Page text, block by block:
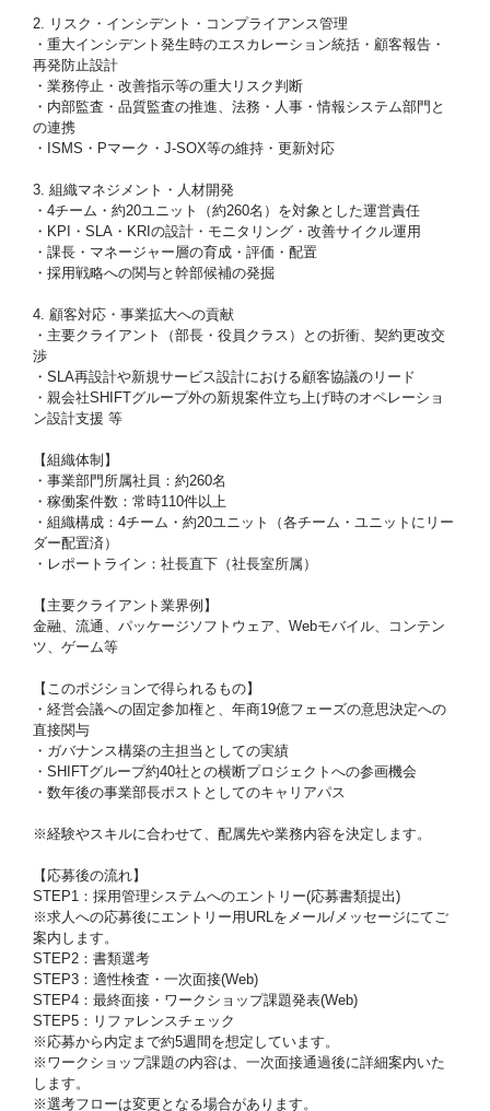
2. リスク・インシデント・コンプライアンス管理
・重大インシデント発生時のエスカレーション統括・顧客報告・
再発防止設計
・業務停止・改善指示等の重大リスク判断
・内部監査・品質監査の推進、法務・人事・情報システム部門と
の連携
・ISMS・Pマーク・J-SOX等の維持・更新対応
3. 組織マネジメント・人材開発
・4チーム・約20ユニット（約260名）を対象とした運営責任
・KPI・SLA・KRIの設計・モニタリング・改善サイクル運用
・課長・マネージャー層の育成・評価・配置
・採用戦略への関与と幹部候補の発掘
4. 顧客対応・事業拡大への貢献
・主要クライアント（部長・役員クラス）との折衝、契約更改交
渉
・SLA再設計や新規サービス設計における顧客協議のリード
・親会社SHIFTグループ外の新規案件立ち上げ時のオペレーショ
ン設計支援 等
【組織体制】
・事業部門所属社員：約260名
・稼働案件数：常時110件以上
・組織構成：4チーム・約20ユニット（各チーム・ユニットにリー
ダー配置済）
・レポートライン：社長直下（社長室所属）
【主要クライアント業界例】
金融、流通、パッケージソフトウェア、Webモバイル、コンテン
ツ、ゲーム等
【このポジションで得られるもの】
・経営会議への固定参加権と、年商19億フェーズの意思決定への
直接関与
・ガバナンス構築の主担当としての実績
・SHIFTグループ約40社との横断プロジェクトへの参画機会
・数年後の事業部長ポストとしてのキャリアパス
※経験やスキルに合わせて、配属先や業務内容を決定します。
【応募後の流れ】
STEP1：採用管理システムへのエントリー(応募書類提出)
※求人への応募後にエントリー用URLをメール/メッセージにてご
案内します。
STEP2：書類選考
STEP3：適性検査・一次面接(Web)
STEP4：最終面接・ワークショップ課題発表(Web)
STEP5：リファレンスチェック
※応募から内定まで約5週間を想定しています。
※ワークショップ課題の内容は、一次面接通過後に詳細案内いた
します。
※選考フローは変更となる場合があります。